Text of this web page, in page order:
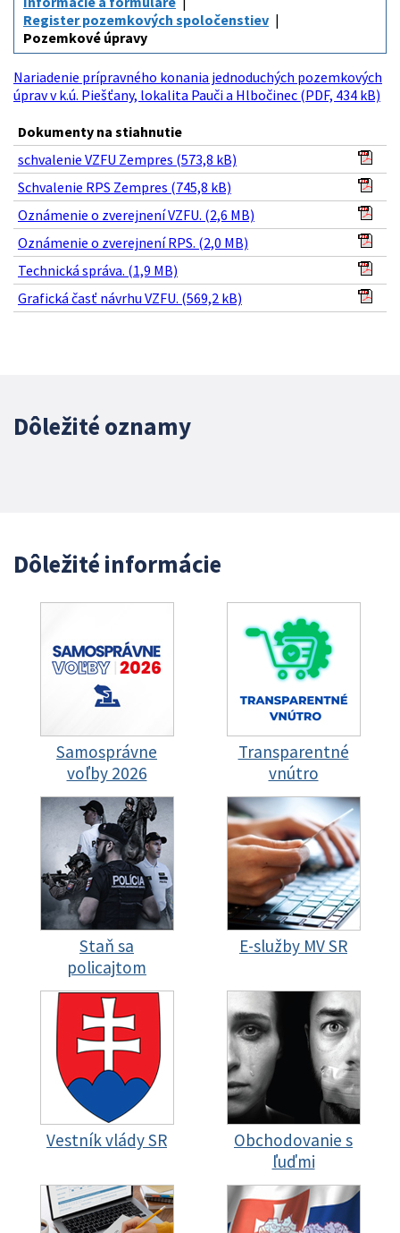
Register pozemkových spoločenstiev
Pozemkové úpravy
Nariadenie prípravného konania jednoduchých pozemkových
úprav v k.ú. Piešťany, lokalita Pauči a Hlbočinec (PDF, 434 kB)
Dokumenty na stiahnutie
schvalenie VZFU Zempres (573,8 kB)
Schvalenie RPS Zempres (745,8 kB)
Oznámenie o zverejnení VZFU. (2,6 MB)
Oznámenie o zverejnení RPS. (2,0 MB)
Technická správa. (1,9 MB)
Grafická časť návrhu VZFU. (569,2 kB)
Dôležité oznamy
Dôležité informácie
Samosprávne
voľby 2026
Transparentné
vnútro
Staň sa
policajtom
E-služby MV SR
Vestník vlády SR
Obchodovanie s
ľuďmi